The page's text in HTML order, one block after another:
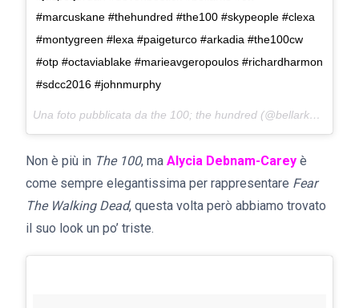
#marcuskane #thehundred #the100 #skypeople #clexa
#montygreen #lexa #paigeturco #arkadia #the100cw
#otp #octaviablake #marieavgeropoulos #richardharmon
#sdcc2016 #johnmurphy
Una foto pubblicata da the 100; the hundred (@bellarkecw) in data:
Non è più in The 100, ma Alycia Debnam-Carey è
come sempre elegantissima per rappresentare Fear
The Walking Dead, questa volta però abbiamo trovato
il suo look un po’ triste.